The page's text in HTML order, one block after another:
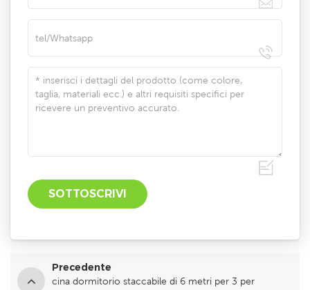
Precedente
cina dormitorio staccabile di 6 metri per 3 per